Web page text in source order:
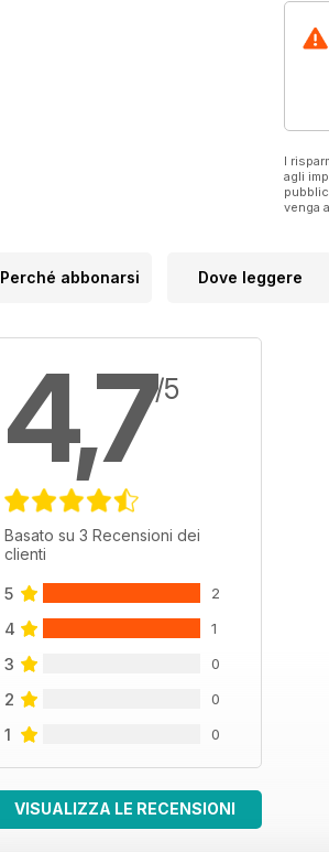
di
40
per
44
da
50
I
agli
venga
Perché abbonarsi Dove leggere
4,7/5
Basato su 3 Recensioni dei
clienti
5 2
4 1
3 0
2 0
1 0
VISUALIZZA LE RECENSIONI